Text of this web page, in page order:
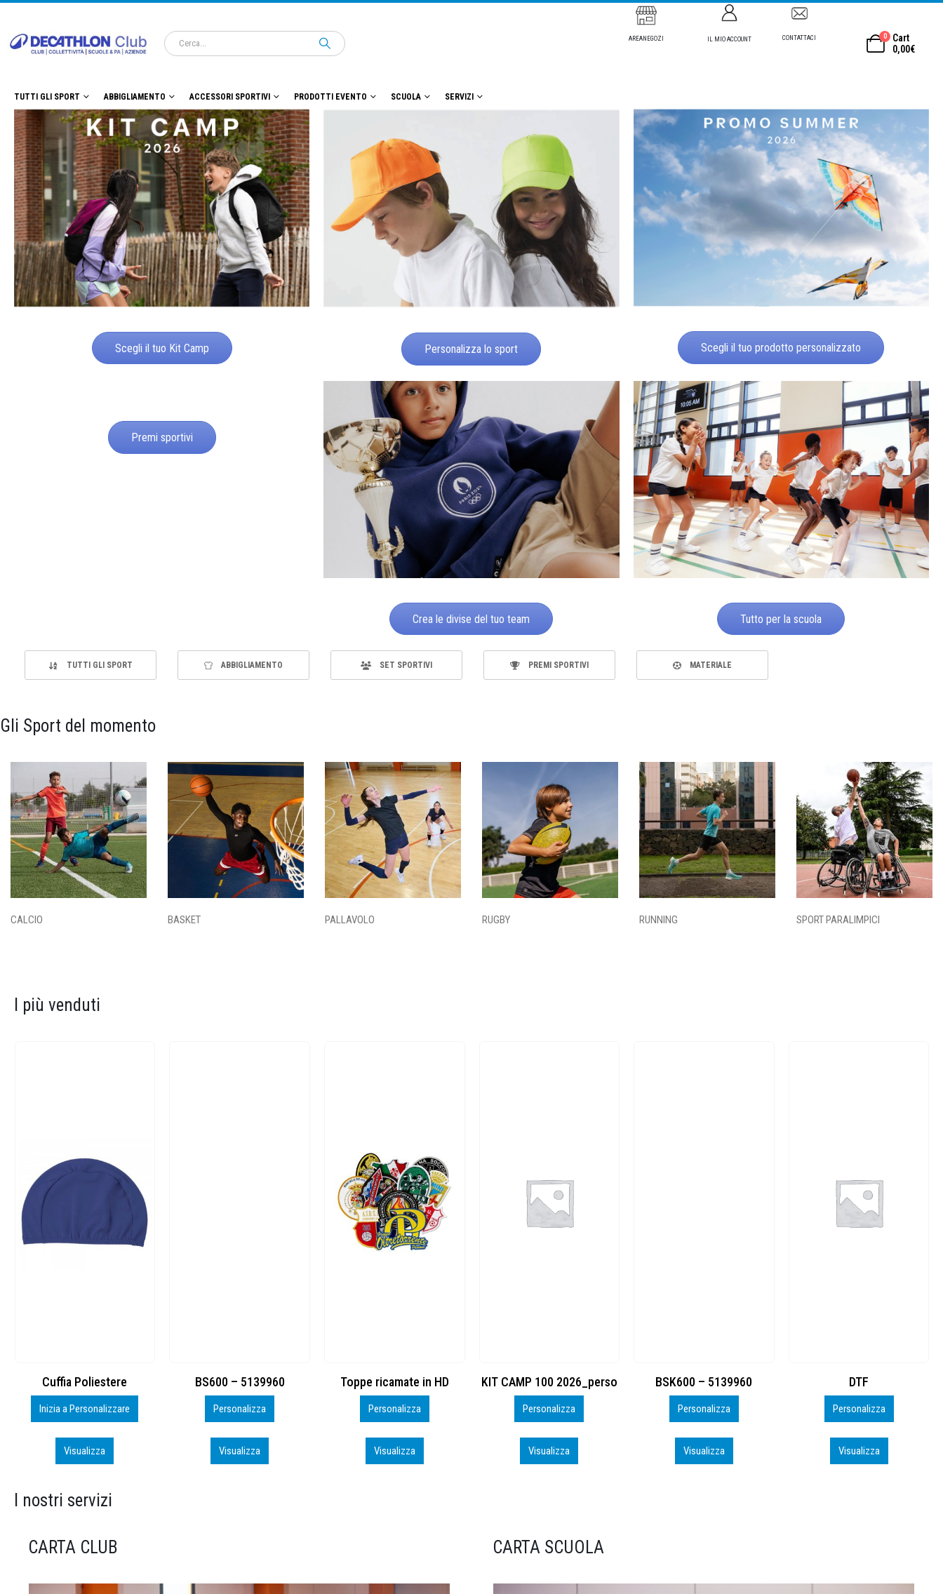
AREANEGOZI IL MIO ACCOUNT CONTATTACI 0
Cart
0,00€
TUTTI GLI SPORT ABBIGLIAMENTO ACCESSORI SPORTIVI PRODOTTI EVENTO SCUOLA SERVIZI
Scegli il tuo Kit Camp Personalizza lo sport Scegli il tuo prodotto personalizzato
Premi sportivi
Crea le divise del tuo team Tutto per la scuola
TUTTI GLI SPORT ABBIGLIAMENTO SET SPORTIVI PREMI SPORTIVI MATERIALE
Gli Sport del momento
CALCIO BASKET PALLAVOLO RUGBY RUNNING SPORT PARALIMPICI
I più venduti
BS600 – 5139960
Personalizza
Visualizza
Toppe ricamate in HD
Personalizza
Visualizza
KIT CAMP 100 2026_perso
Personalizza
Visualizza
BSK600 – 5139960
Personalizza
Visualizza
DTF
Personalizza
Visualizza
BAHRAIN CA0407_PERSO
Personalizza
Visualizza
I nostri servizi
CARTA CLUB CARTA SCUOLA